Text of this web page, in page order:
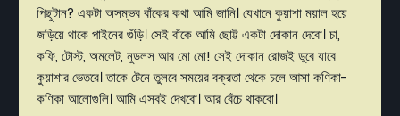
পিছুটান? একটাঅসম্ভববাঁকেরকথাআমিজানি।যেখানেকুয়াশাময়ালহয়ে
জড়িয়েথাকেপাইনেরগুঁড়ি।সেইবাঁকেআমিছোট্টএকটাদোকানদেবো।চা,
কফি, টোস্ট, অমলেট, নুডলসআরমোমো! সেইদোকানরোজইডুবেযাবে
কুয়াশারভেতরে।তাকেটেনেতুলবেসময়েরবক্রতাথেকেচলেআসাকণিকা-
কণিকাআলোগুলি।আমিএসবইদেখবো।আরবেঁচেথাকবো।